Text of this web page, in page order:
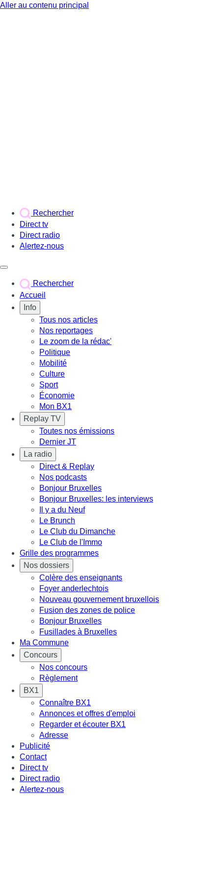
Aller au contenu principal
Rechercher
Direct tv
Direct radio
Alertez-nous
Rechercher
Accueil
Info
Tous nos articles
Nos reportages
Le zoom de la rédac'
Politique
Mobilité
Culture
Sport
Économie
Mon BX1
Replay TV
Toutes nos émissions
Dernier JT
La radio
Direct & Replay
Nos podcasts
Bonjour Bruxelles
Bonjour Bruxelles: les interviews
Il y a du Neuf
Le Brunch
Le Club du Dimanche
Le Club de l'Immo
Grille des programmes
Nos dossiers
Colère des enseignants
Foyer anderlechtois
Nouveau gouvernement bruxellois
Fusion des zones de police
Bonjour Bruxelles
Fusillades à Bruxelles
Ma Commune
Concours
Nos concours
Règlement
BX1
Connaître BX1
Annonces et offres d'emploi
Regarder et écouter BX1
Adresse
Publicité
Contact
Direct tv
Direct radio
Alertez-nous